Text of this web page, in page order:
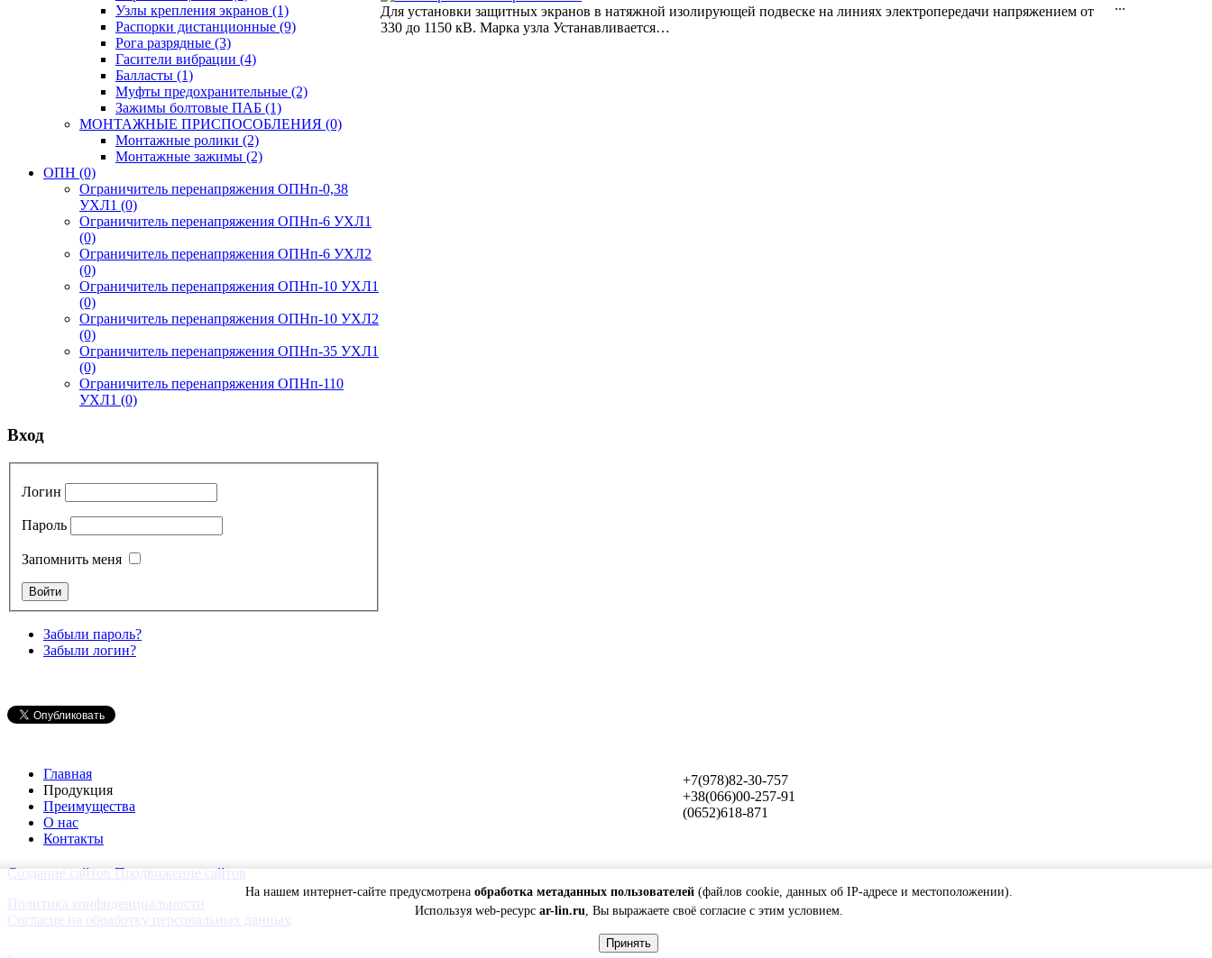
На нашем интернет-сайте предусмотрена обработка метаданных пользователей(файлов cookie, данных об IP-адресе и местоположении).
Используя web-ресурс ar-lin.ru, Вы выражаете своё согласие с этим условием.
Принять
Узлы крепления экранов (1)
Распорки дистанционные (9)
Рога разрядные (3)
Гасители вибрации (4)
Балласты (1)
Муфты предохранительные (2)
Зажимы болтовые ПАБ (1)
МОНТАЖНЫЕ ПРИСПОСОБЛЕНИЯ (0)
Монтажные ролики (2)
Монтажные зажимы (2)
ОПН (0)
Ограничитель перенапряжения ОПНп-0,38
УХЛ1 (0)
Ограничитель перенапряжения ОПНп-6 УХЛ1
(0)
Ограничитель перенапряжения ОПНп-6 УХЛ2
(0)
Ограничитель перенапряжения ОПНп-10 УХЛ1
(0)
Ограничитель перенапряжения ОПНп-10 УХЛ2
(0)
Ограничитель перенапряжения ОПНп-35 УХЛ1
(0)
Ограничитель перенапряжения ОПНп-110
УХЛ1 (0)
Вход
Логин
Пароль
Запомнить меня
Забыли пароль?
Забыли логин?
Для установки защитных экранов в натяжной изолирующей подвеске на линиях электропередачи напряжением от
330 до 1150 кВ. Марка узла Устанавливается…
...
Главная
Продукция
Преимущества
О нас
Контакты
+7(978)82-30-757
+38(066)00-257-91
(0652)618-871
Создание сайтов Продвижение сайтов
Политика конфиденциальности
Согласие на обработку персональных данных